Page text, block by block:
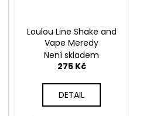
Loulou Line Shake and
Vape Meredy
Není skladem
275 Kč
DETAIL